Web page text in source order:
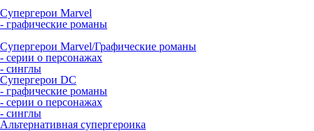
Супергерои Marvel
- графические романы
Супергерои Marvel/Графические романы
- серии о персонажах
- синглы
Супергерои DC
- графические романы
- серии о персонажах
- синглы
Альтернативная супергероика